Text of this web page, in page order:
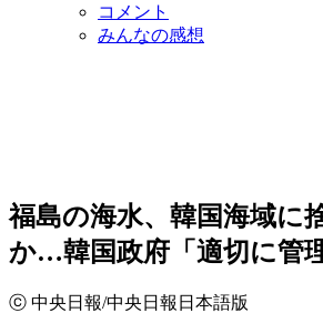
コメント
みんなの感想
福島の海水、韓国海域に
か…韓国政府「適切に管理
ⓒ 中央日報/中央日報日本語版